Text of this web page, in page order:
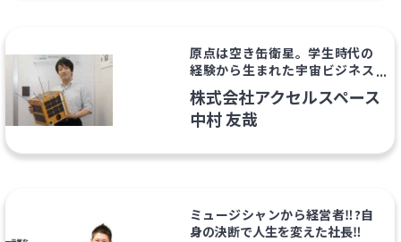
原点は空き缶衛星。学生時代の
経験から生まれた宇宙ビジネス
の物語
株式会社アクセルスペース
中村 友哉
ミュージシャンから経営者‼?自
身の決断で人生を変えた社長‼